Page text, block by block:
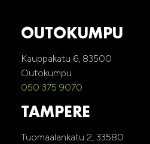
OUTOKUMPU
Kauppakatu 6, 83500
Outokumpu
050 375 9070
TAMPERE
Tuomaalankatu 2, 33580